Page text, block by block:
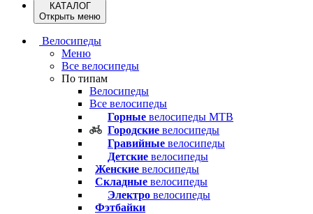
КАТАЛОГ
Открыть меню
Велосипеды
Меню
Все велосипеды
По типам
Велосипеды
Все велосипеды
Горные велосипеды MTB
Городские велосипеды
Гравийные велосипеды
Детские велосипеды
Женские велосипеды
Складные велосипеды
Электро велосипеды
Фэтбайки